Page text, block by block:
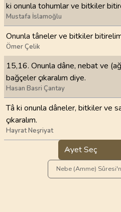
ki onunla tohumlar ve bitkiler
Mustafa İslamoğlu
Onunla tâneler ve bitkiler
Ömer Çelik
15,16. Onunla dâne, nebat ve
bağçeler çıkaralım diye.
Hasan Basri Çantay
Tâ ki onunla dâneler, bitkiler ve
çıkaralım.
Hayrat Neşriyat
Ayet Seç
Nebe (Amme)